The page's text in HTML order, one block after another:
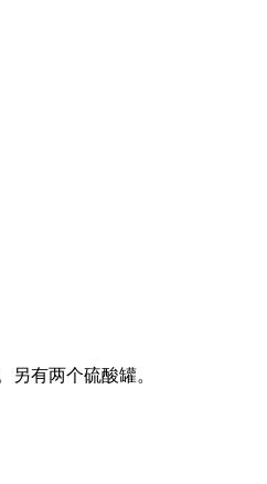
另有两个硫酸罐。